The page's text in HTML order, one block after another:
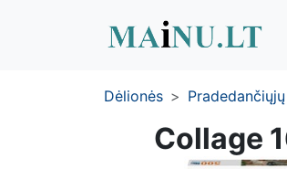
Dėlionės
Collage